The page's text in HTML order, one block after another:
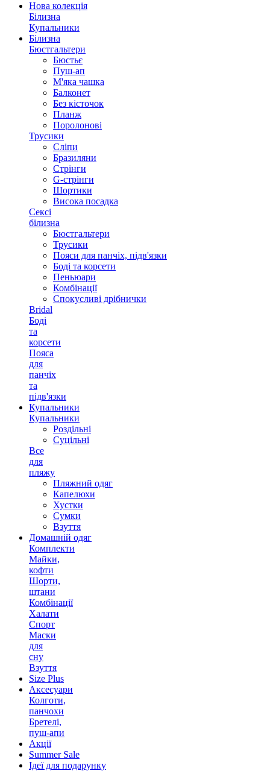
Нова колекція
Білизна
Купальники
Білизна
Бюстгальтери
Бюстьє
Пуш-ап
М'яка чашка
Балконет
Без кісточок
Планж
Поролонові
Трусики
Сліпи
Бразиляни
Стрінги
G-стрінги
Шортики
Висока посадка
Сексі
білизна
Бюстгальтери
Трусики
Пояси для панчіх, підв'язки
Боді та корсети
Пеньюари
Комбінації
Спокусливі дрібнички
Bridal
Боді
та
корсети
Пояса
для
панчіх
та
підв'язки
Купальники
Купальники
Роздільні
Суцільні
Все
для
пляжу
Пляжний одяг
Капелюхи
Хустки
Сумки
Взуття
Домашній одяг
Комплекти
Майки,
кофти
Шорти,
штани
Комбінації
Халати
Спорт
Маски
для
сну
Взуття
Size Plus
Аксесуари
Колготи,
панчохи
Бретелі,
пуш-апи
Акції
Summer Sale
Ідеї для подарунку